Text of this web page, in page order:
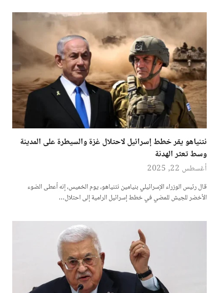
نتنياهو يقر خطط إسرائيل لاحتلال غزة والسيطرة على المدينة
وسط تعثر الهدنة
أغسطس 22, 2025
قال رئيس الوزراء الإسرائيلي بنيامين نتنياهو، يوم الخميس، إنه أعطى الضوء
الأخضر للجيش للمضي في خطط إسرائيل الرامية إلى احتلال…